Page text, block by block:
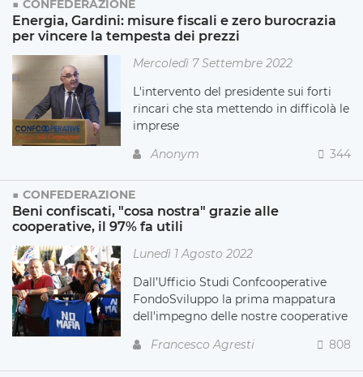
CONFEDERAZIONE
Energia, Gardini: misure fiscali e zero burocrazia
per vincere la tempesta dei prezzi
Mercoledì 7 Settembre 2022
L'intervento del presidente sui forti
rincari che sta mettendo in difficolà le
imprese
Anonym
344
CONFEDERAZIONE
Beni confiscati, "cosa nostra" grazie alle
cooperative, il 97% fa utili
Lunedì 1 Agosto 2022
Dall’Ufficio Studi Confcooperative
FondoSviluppo la prima mappatura
dell'impegno delle nostre cooperative
Francesco Agresti
808